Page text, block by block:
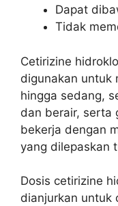
Dapat
Tidak
Cetirizine
digunakan untuk
hingga sedang,
dan berair, serta
bekerja dengan
yang dilepaskan
Dosis cetirizine
dianjurkan untuk